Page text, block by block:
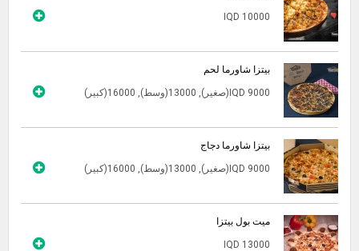
IQD 10000
بيتزا شاورما لحم
IQD 9000(صغير), 13000(وسط), 16000(كبير)
بيتزا شاورما دجاج
IQD 9000(صغير), 13000(وسط), 16000(كبير)
ميت بول بيتزا
IQD 13000